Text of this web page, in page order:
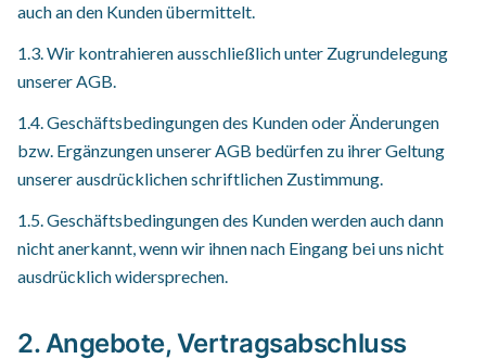
auch an den Kunden übermittelt.
1.3. Wir kontrahieren ausschließlich unter Zugrundelegung
unserer AGB.
1.4. Geschäftsbedingungen des Kunden oder Änderungen
bzw. Ergänzungen unserer AGB bedürfen zu ihrer Geltung
unserer ausdrücklichen schriftlichen Zustimmung.
1.5. Geschäftsbedingungen des Kunden werden auch dann
nicht anerkannt, wenn wir ihnen nach Eingang bei uns nicht
ausdrücklich widersprechen.
2. Angebote, Vertragsabschluss